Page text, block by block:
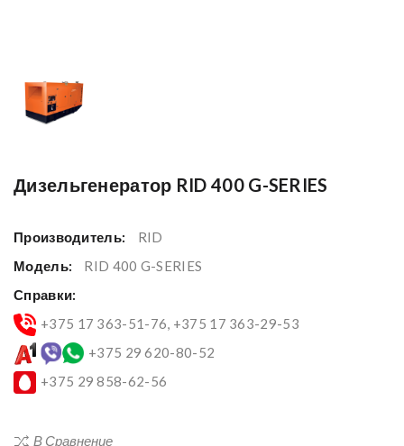
Дизельгенератор RID 400 G-SERIES
Производитель:
RID
Модель:
RID 400 G-SERIES
Справки:
+375 17 363-51-76, +375 17 363-29-53
+375 29 620-80-52
+375 29 858-62-56
В Сравнение